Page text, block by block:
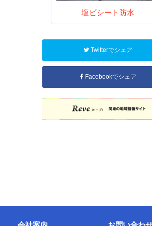
塩ビシート防水
Twitterでシェア
Facebookでシェア